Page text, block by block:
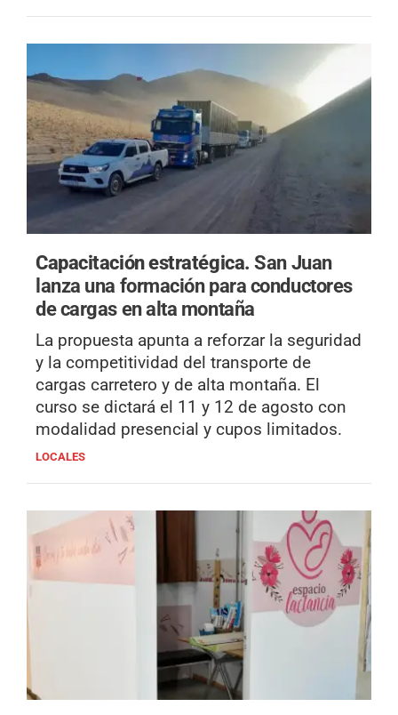
Capacitación estratégica.San Juan
lanza una formación para conductores
de cargas en alta montaña
La propuesta apunta a reforzar la seguridad
y la competitividad del transporte de
cargas carretero y de alta montaña. El
curso se dictará el 11 y 12 de agosto con
modalidad presencial y cupos limitados.
LOCALES